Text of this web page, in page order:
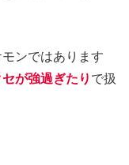
ンではあります
が強過ぎたり で扱